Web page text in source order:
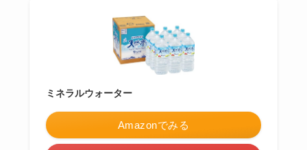
ミネラルウォーター
Amazonでみる